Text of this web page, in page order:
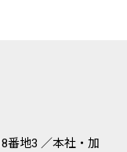
番地3 ／本社・加